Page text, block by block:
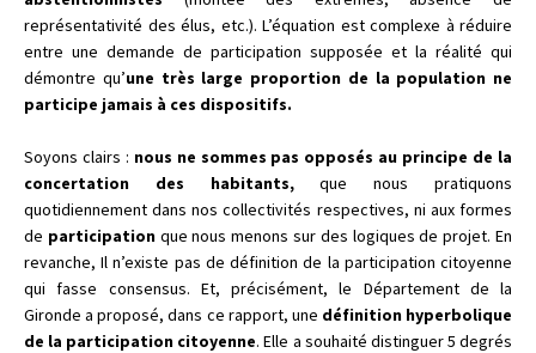
représentativité des élus, etc.). L’équation est complexe à réduire
entre une demande de participation supposée et la réalité qui
démontre qu’une très large proportion de la population ne
participe jamais à ces dispositifs.
Soyons clairs : nous ne sommes pas opposés au principe de la
concertation des habitants,que nous pratiquons
quotidiennement dans nos collectivités respectives, ni aux formes
de participation que nous menons sur des logiques de projet. En
revanche, Il n’existe pas de définition de la participation citoyenne
qui fasse consensus. Et, précisément, le Département de la
Gironde a proposé, dans ce rapport, une définition hyperbolique
de la participation citoyenne. Elle a souhaité distinguer 5 degrés